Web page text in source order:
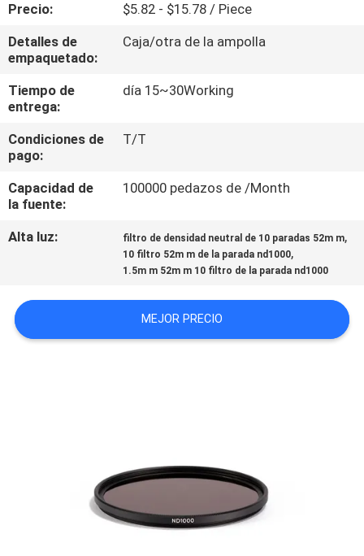
CONTROL
DE
CALIDAD
ÉNTRENOS
EN
CONTACTO
CON
CITA
Precio:
$5.82 - $15.78 / Piece
Detalles de
empaquetado:
Caja/otra de la ampolla
Tiempo de
entrega:
día 15~30Working
Condiciones de
pago:
T/T
Capacidad de
la fuente:
100000 pedazos de /Month
Alta luz: filtro de densidad neutral de 10 paradas 52m m,
10 filtro 52m m de la parada nd1000,
1.5m m 52m m 10 filtro de la parada nd1000
MEJOR PRECIO